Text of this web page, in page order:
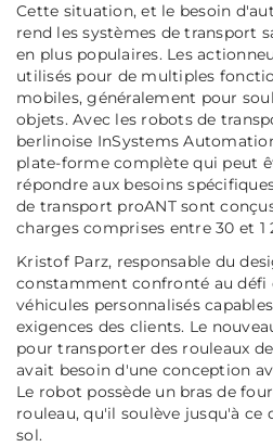
Cette situation, et le besoin
rend les systèmes de transport
en plus populaires. Les
utilisés pour de multiples
mobiles, généralement pour
objets. Avec les robots de
berlinoise InSystems
plate-forme complète qui peut
répondre aux besoins
de transport proANT sont
charges comprises entre 30 et 1
Kristof Parz, responsable du
constamment confronté au défi
véhicules personnalisés
exigences des clients. Le
pour transporter des rouleaux
avait besoin d'une conception
Le robot possède un bras de
rouleau, qu'il soulève jusqu'à ce
sol.